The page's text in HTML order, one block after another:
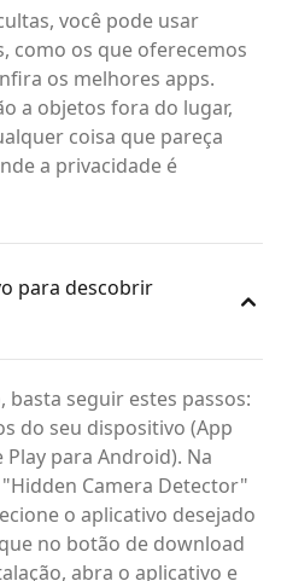
você pode usar
como os que oferecemos
os melhores apps.
a objetos fora do lugar,
coisa que pareça
a privacidade é
para descobrir
basta seguir estes passos:
do seu dispositivo (App
para Android). Na
Camera Detector"
o aplicativo desejado
no botão de download
abra o aplicativo e